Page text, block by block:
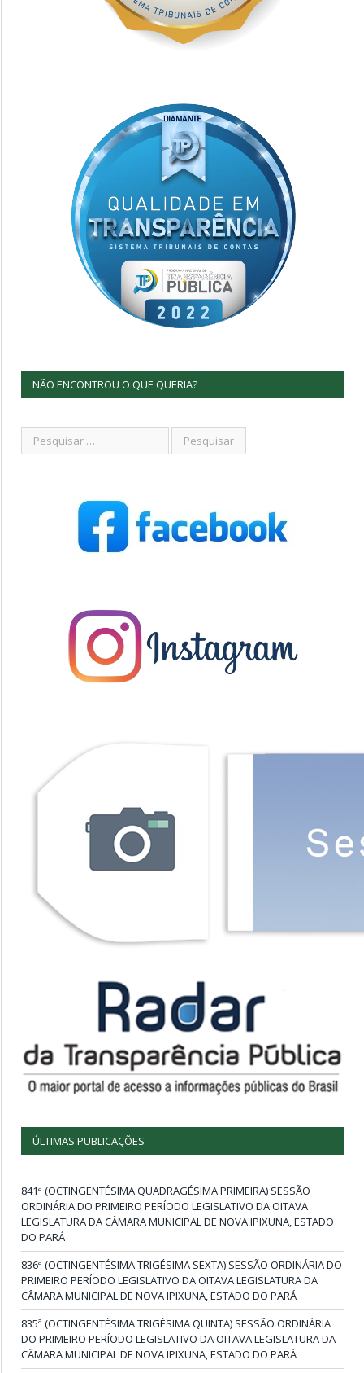
NÃO ENCONTROU O QUE QUERIA?
ÚLTIMAS PUBLICAÇÕES
841ª (OCTINGENTÉSIMA QUADRAGÉSIMA PRIMEIRA) SESSÃO
ORDINÁRIA DO PRIMEIRO PERÍODO LEGISLATIVO DA OITAVA
LEGISLATURA DA CÂMARA MUNICIPAL DE NOVA IPIXUNA, ESTADO
DO PARÁ
836ª (OCTINGENTÉSIMA TRIGÉSIMA SEXTA) SESSÃO ORDINÁRIA DO
PRIMEIRO PERÍODO LEGISLATIVO DA OITAVA LEGISLATURA DA
CÂMARA MUNICIPAL DE NOVA IPIXUNA, ESTADO DO PARÁ
835ª (OCTINGENTÉSIMA TRIGÉSIMA QUINTA) SESSÃO ORDINÁRIA
DO PRIMEIRO PERÍODO LEGISLATIVO DA OITAVA LEGISLATURA DA
CÂMARA MUNICIPAL DE NOVA IPIXUNA, ESTADO DO PARÁ